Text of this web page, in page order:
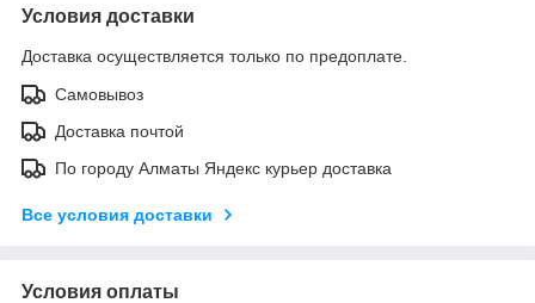
Условия доставки
Доставка осуществляется только по предоплате.
Самовывоз
Доставка почтой
По городу Алматы Яндекс курьер доставка
Все условия доставки
Условия оплаты